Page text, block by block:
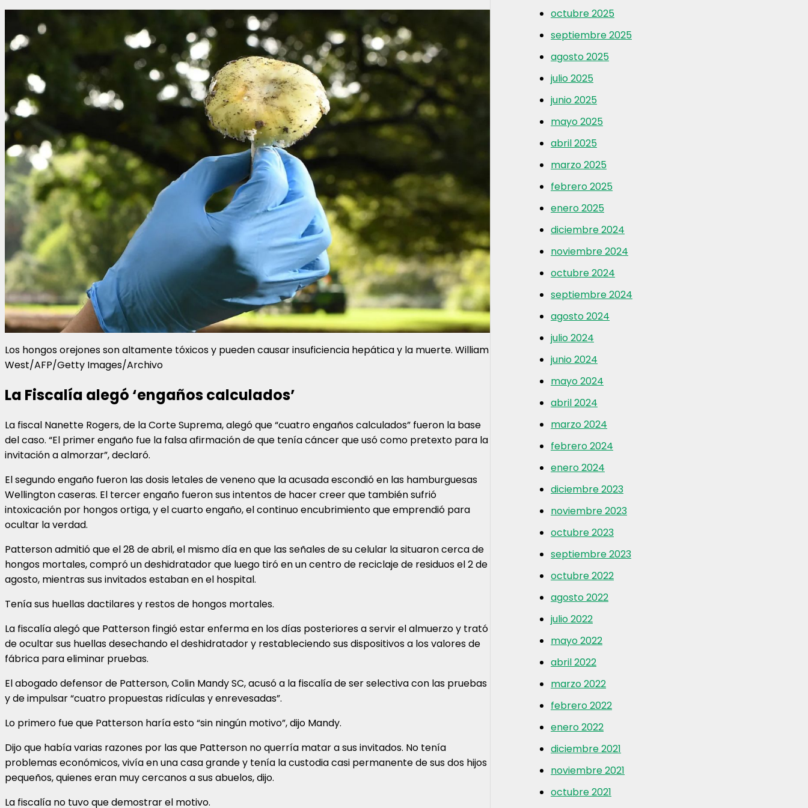
Los hongos orejones son altamente tóxicos y pueden causar insuficiencia hepática y la muerte. William
West/AFP/Getty Images/Archivo
La Fiscalía alegó ‘engaños calculados’
La fiscal Nanette Rogers, de la Corte Suprema, alegó que “cuatro engaños calculados” fueron la base
del caso. “El primer engaño fue la falsa afirmación de que tenía cáncer que usó como pretexto para la
invitación a almorzar”, declaró.
El segundo engaño fueron las dosis letales de veneno que la acusada escondió en las hamburguesas
Wellington caseras. El tercer engaño fueron sus intentos de hacer creer que también sufrió
intoxicación por hongos ortiga, y el cuarto engaño, el continuo encubrimiento que emprendió para
ocultar la verdad.
Patterson admitió que el 28 de abril, el mismo día en que las señales de su celular la situaron cerca de
hongos mortales, compró un deshidratador que luego tiró en un centro de reciclaje de residuos el 2 de
agosto, mientras sus invitados estaban en el hospital.
Tenía sus huellas dactilares y restos de hongos mortales.
La fiscalía alegó que Patterson fingió estar enferma en los días posteriores a servir el almuerzo y trató
de ocultar sus huellas desechando el deshidratador y restableciendo sus dispositivos a los valores de
fábrica para eliminar pruebas.
El abogado defensor de Patterson, Colin Mandy SC, acusó a la fiscalía de ser selectiva con las pruebas
y de impulsar “cuatro propuestas ridículas y enrevesadas”.
Lo primero fue que Patterson haría esto “sin ningún motivo”, dijo Mandy.
Dijo que había varias razones por las que Patterson no querría matar a sus invitados. No tenía
problemas económicos, vivía en una casa grande y tenía la custodia casi permanente de sus dos hijos
pequeños, quienes eran muy cercanos a sus abuelos, dijo.
La fiscalía no tuvo que demostrar el motivo.
octubre 2025
septiembre 2025
agosto 2025
julio 2025
junio 2025
mayo 2025
abril 2025
marzo 2025
febrero 2025
enero 2025
diciembre 2024
noviembre 2024
octubre 2024
septiembre 2024
agosto 2024
julio 2024
junio 2024
mayo 2024
abril 2024
marzo 2024
febrero 2024
enero 2024
diciembre 2023
noviembre 2023
octubre 2023
septiembre 2023
octubre 2022
agosto 2022
julio 2022
mayo 2022
abril 2022
marzo 2022
febrero 2022
enero 2022
diciembre 2021
noviembre 2021
octubre 2021